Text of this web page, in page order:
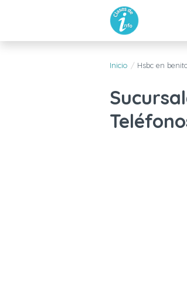
Inicio Hsbc en